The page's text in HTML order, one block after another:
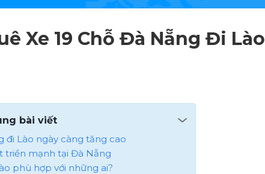
Xe 19 Chỗ Đà Nẵng Đi
bài viết
đi Lào ngày càng tăng cao
triển mạnh tại Đà Nẵng
phù hợp với những ai?